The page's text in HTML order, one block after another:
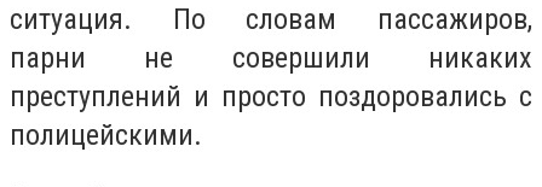
ситуация. По словам пассажиров,
парни не совершили никаких
преступлений и просто поздоровались с
полицейскими.